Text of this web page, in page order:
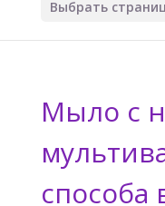
Выбрать
Мыло с
способа